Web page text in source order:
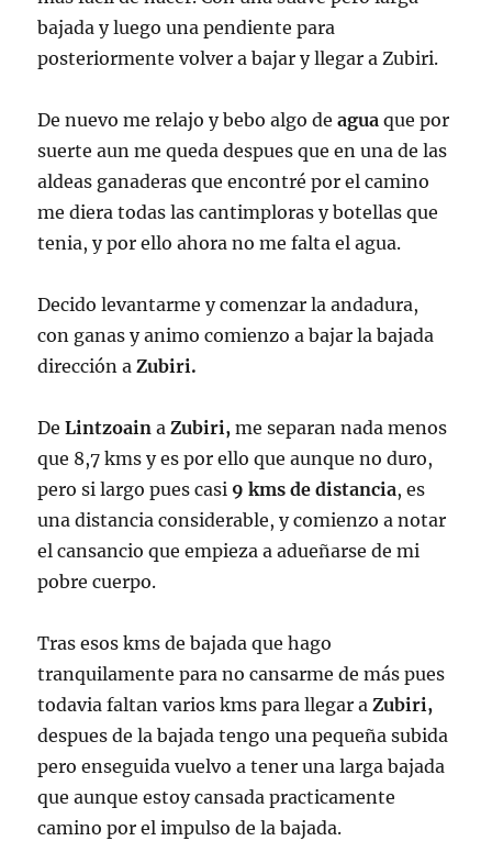
bajada y luego una pendiente para
posteriormente volver a bajar y llegar a Zubiri.
De nuevo me relajo y bebo algo deagua que por
suerte aun me queda despues que en una de las
aldeas ganaderas que encontré por el camino
me diera todas las cantimploras y botellas que
tenia, y por ello ahora no me falta el agua.
Decido levantarme y comenzar la andadura,
con ganas y animo comienzo a bajar la bajada
dirección aZubiri.
DeLintzoain aZubiri, me separan nada menos
que 8,7 kms y es por ello que aunque no duro,
pero si largo pues casi 9 kms de distancia, es
una distancia considerable, y comienzo a notar
el cansancio que empieza a adueñarse de mi
pobre cuerpo.
Tras esos kms de bajada que hago
tranquilamente para no cansarme de más pues
todavia faltan varios kms para llegar aZubiri,
despues de la bajada tengo una pequeña subida
pero enseguida vuelvo a tener una larga bajada
que aunque estoy cansada practicamente
camino por el impulso de la bajada.